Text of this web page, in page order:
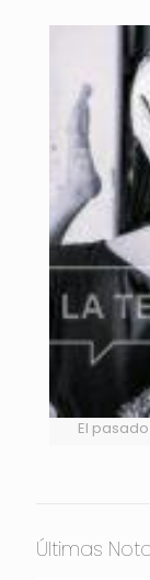
El
Últimas